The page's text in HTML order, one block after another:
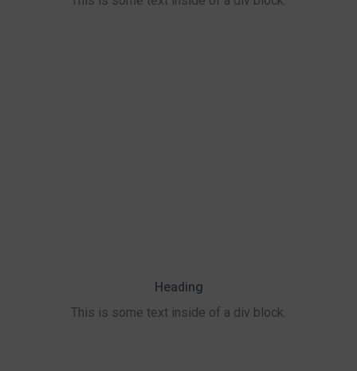
Heading
This is some text inside of a div block.